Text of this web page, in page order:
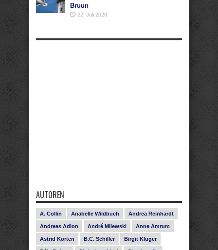
Bruun
22. Juli 2026
AUTOREN
A. Collin Anabelle Wildbuch Andrea Reinhardt
Andreas Adlon André Milewski Anne Amrum
Astrid Korten B.C. Schiller Birgit Kluger